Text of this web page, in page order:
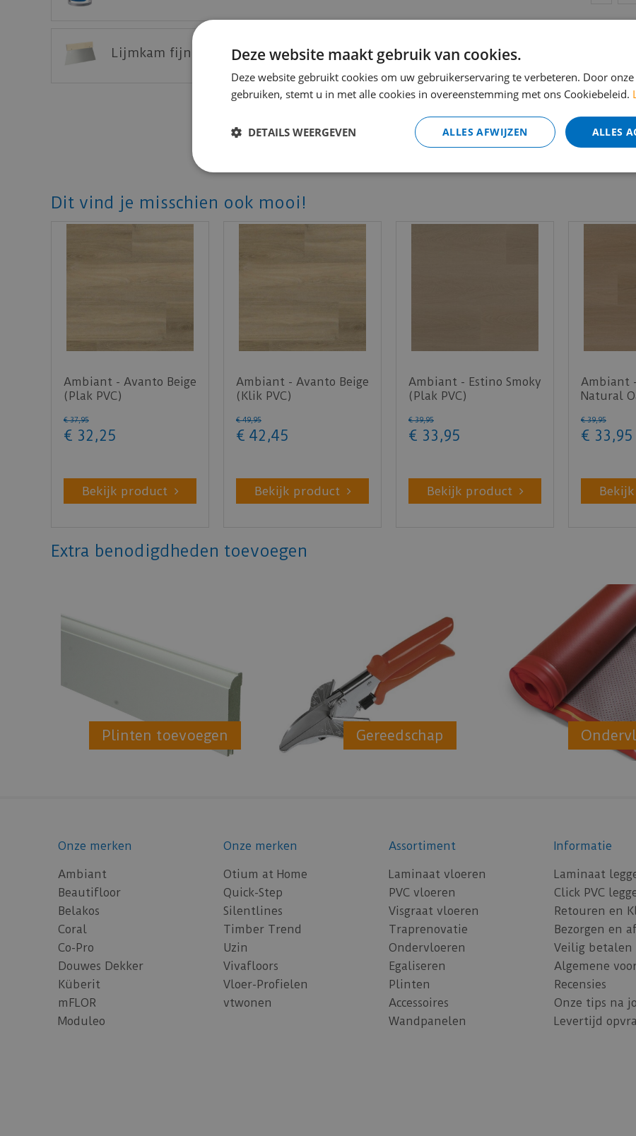
Lijmkam fijn - A2 (25 cm) tbv PVC
Dit vind je misschien ook mooi!
Ambiant - Avanto Beige
(Plak PVC)
€ 37,95
€ 32 ,25
Bekijk product
Ambiant - Avanto Beige
(Klik PVC)
€ 49,95
€ 42 ,45
Bekijk product
Ambiant - Estino Smoky
(Plak PVC)
€ 39,95
€ 33 ,95
Bekijk product
Ambiant
Natural
€ 39,95
€ 33 ,95
Extra benodigdheden toevoegen
Plinten toevoegen Gereedschap
Onze merken
Ambiant
Beautifloor
Belakos
Coral
Co-Pro
Douwes Dekker
Küberit
mFLOR
Moduleo
Onze merken
Otium at Home
Quick-Step
Silentlines
Timber Trend
Uzin
Vivafloors
Vloer-Profielen
vtwonen
Assortiment
Laminaat vloeren
PVC vloeren
Visgraat vloeren
Traprenovatie
Ondervloeren
Egaliseren
Plinten
Accessoires
Wandpanelen
Informatie
Laminaat
Click PVC
Retouren en
Bezorgen en
Veilig betalen
Algemene
Recensies
Onze tips na
Levertijd
Deze website maakt gebruik van cookies.
Deze website gebruikt cookies om uw gebruikerservaring te verbeteren. Door
gebruiken, stemt u in met alle cookies in overeenstemming met ons Cookiebeleid.
ALLES
ALLES AFWIJZEN
DETAILS WEERGEVEN